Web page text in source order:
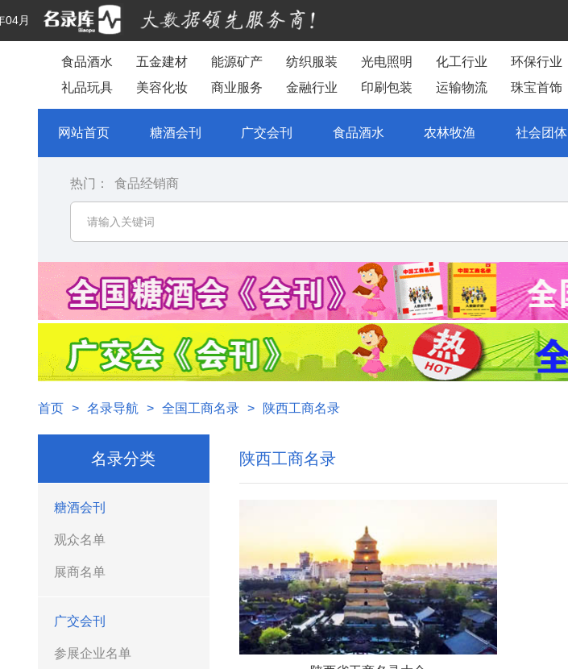
04月
食品酒水 五金建材 能源矿产 纺织服装 光电照明 化工行业 环保行业
礼品玩具
美容化妆 商业服务 金融行业 印刷包装 运输物流 珠宝首饰
网站首页 糖酒会刊 广交会刊 食品酒水 农林牧渔 社会团体
热门： 食品经销商
首页 > 名录导航 > 全国工商名录 > 陕西工商名录
名录分类
糖酒会刊
观众名单
展商名单
广交会刊
参展企业名单
陕西工商名录